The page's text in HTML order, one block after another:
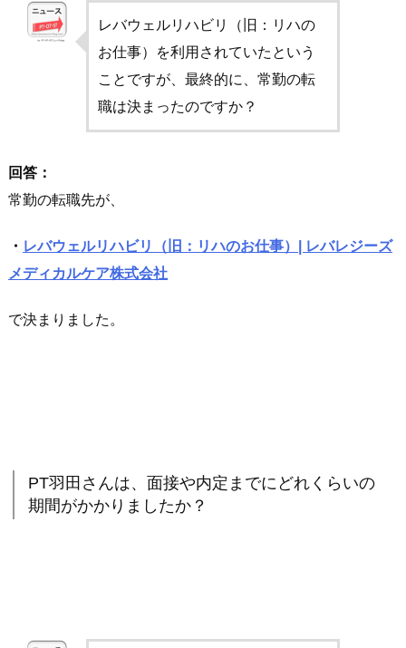
レバウェルリハビリ（旧：リハの
お仕事）を利用されていたという
ことですが、最終的に、常勤の転
職は決まったのですか？
回答：
常勤の転職先が、
・ レバウェルリハビリ（旧：リハのお仕事）| レバレジーズ
メディカルケア株式会社
で決まりました。
PT羽田さんは、面接や内定までにどれくらいの
期間がかかりましたか？